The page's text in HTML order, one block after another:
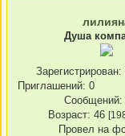
Душа
Зарегистрирован:
Приглашений: 0
Сообщений:
Возраст: 46
Провел на